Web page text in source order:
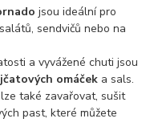
jsou ideální pro
sendvičů nebo na
a vyvážené chuti jsou
omáček a sals.
také zavařovat, sušit
past, které můžete